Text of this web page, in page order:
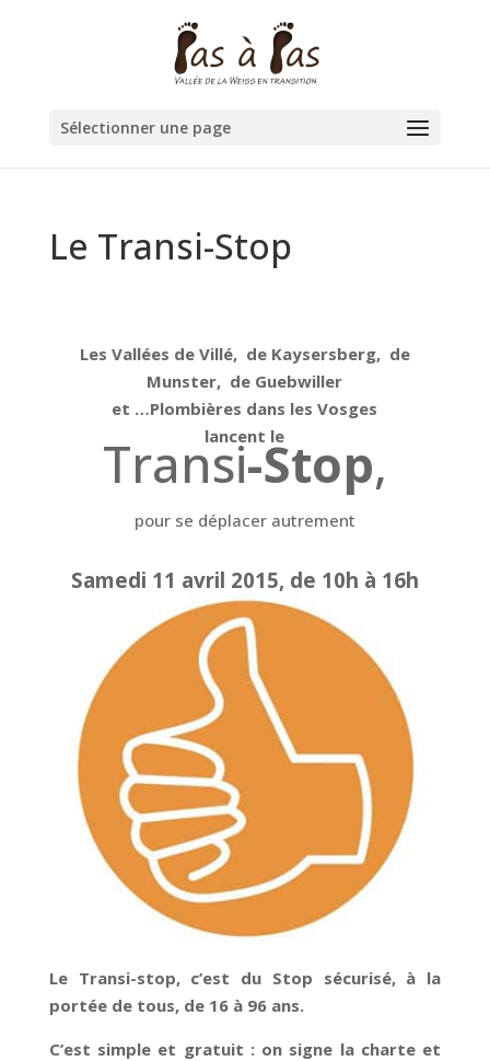
Sélectionner une page
Le Transi-Stop
Les Vallées de Villé, de Kaysersberg, de
Munster, de Guebwiller
et …Plombières dans les Vosges
lancent le
Transi-Stop,
pour se déplacer autrement
Samedi 11 avril 2015, de 10h à 16h
Le Transi-stop, c’est du Stop sécurisé, à la
portée de tous, de 16 à 96 ans.
C’est simple et gratuit : on signe la charte et